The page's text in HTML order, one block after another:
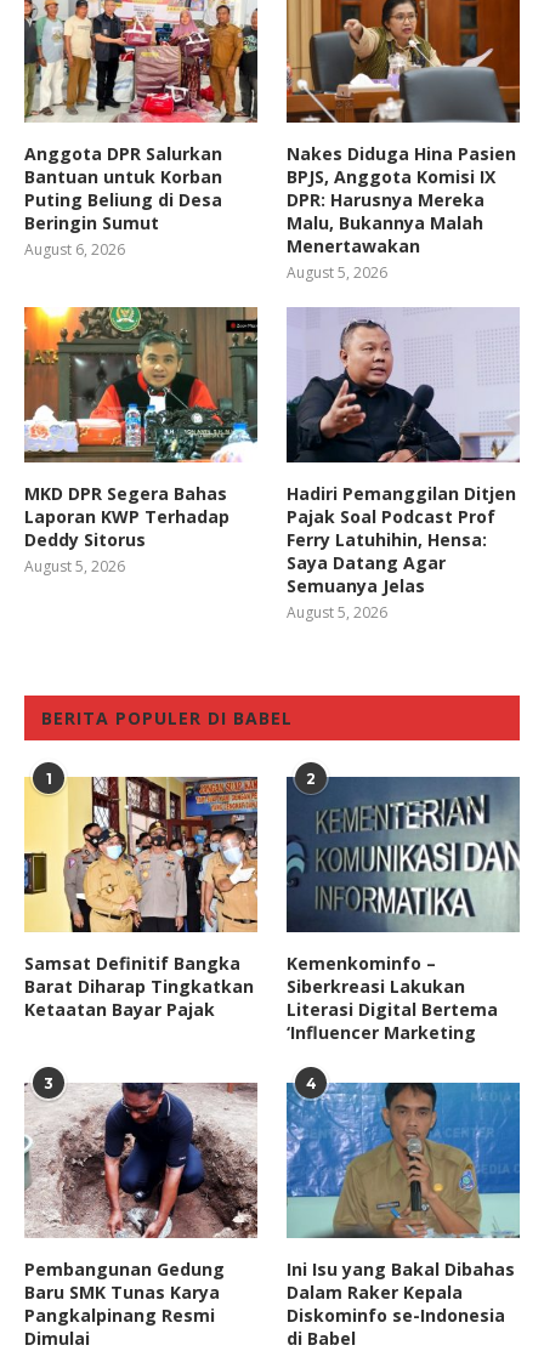
Anggota DPR Salurkan
Bantuan untuk Korban
Puting Beliung di Desa
Beringin Sumut
August 6, 2026
Nakes Diduga Hina Pasien
BPJS, Anggota Komisi IX
DPR: Harusnya Mereka
Malu, Bukannya Malah
Menertawakan
August 5, 2026
MKD DPR Segera Bahas
Laporan KWP Terhadap
Deddy Sitorus
August 5, 2026
Hadiri Pemanggilan Ditjen
Pajak Soal Podcast Prof
Ferry Latuhihin, Hensa:
Saya Datang Agar
Semuanya Jelas
August 5, 2026
BERITA POPULER DI BABEL
1
Samsat Definitif Bangka
Barat Diharap Tingkatkan
Ketaatan Bayar Pajak
2
Kemenkominfo –
Siberkreasi Lakukan
Literasi Digital Bertema
‘Influencer Marketing
3
Pembangunan Gedung
Baru SMK Tunas Karya
Pangkalpinang Resmi
Dimulai
4
Ini Isu yang Bakal Dibahas
Dalam Raker Kepala
Diskominfo se-Indonesia
di Babel